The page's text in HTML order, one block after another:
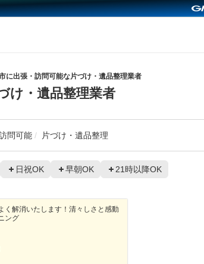
に出張・訪問可能な片づけ・遺品整理業者
け・遺品整理業者
問可能 片づけ・遺品整理
日祝OK 早朝OK 21時以降OK
く解消いたします！清々しさと感動
ング